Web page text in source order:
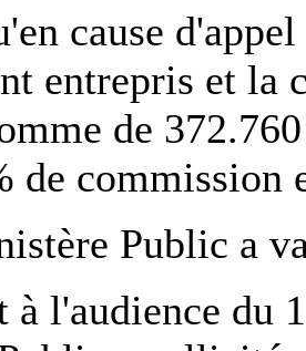
cause
entrepris et la
de
de commission
Public a
à l'audience du